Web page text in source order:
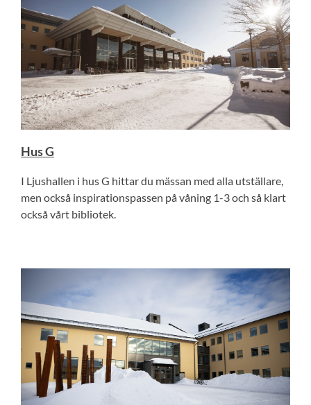
Hus G
I Ljushallen i hus G hittar du mässan med alla utställare,
men också inspirationspassen på våning 1-3 och så klart
också vårt bibliotek.